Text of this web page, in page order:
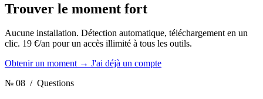
Trouver le moment fort
Aucune installation. Détection automatique, téléchargement en un
clic. 19 €/an pour un accès illimité à tous les outils.
Obtenir un moment → J'ai déjà un compte
№ 08 / Questions